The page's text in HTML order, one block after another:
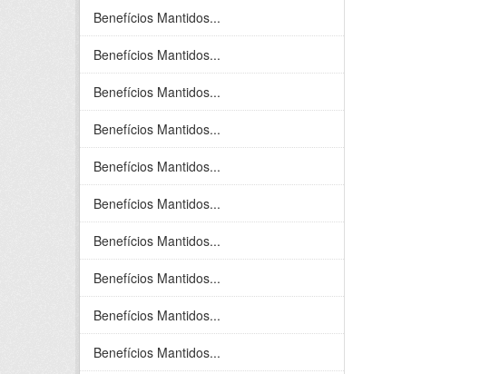
Benefícios Mantidos...
Benefícios Mantidos...
Benefícios Mantidos...
Benefícios Mantidos...
Benefícios Mantidos...
Benefícios Mantidos...
Benefícios Mantidos...
Benefícios Mantidos...
Benefícios Mantidos...
Benefícios Mantidos...